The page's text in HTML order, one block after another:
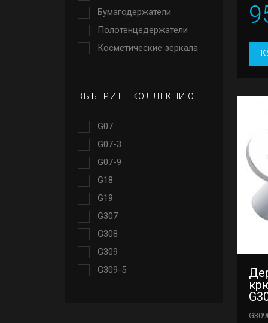
Бумагодержатели
Полотенцедержатели
Косметические зеркала
ВЫБЕРИТЕ КОЛЛЕКЦИЮ:
G07
G07-3
G07-9
G18
G19
G307
G308
G309
G309-5